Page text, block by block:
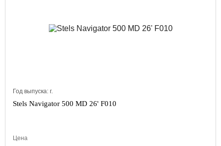
Год выпуска: г.
Stels Navigator 500 MD 26' F010
Цена